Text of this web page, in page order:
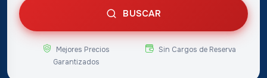
BUSCAR
Mejores Precios
Garantizados
Sin Cargos de Reserva